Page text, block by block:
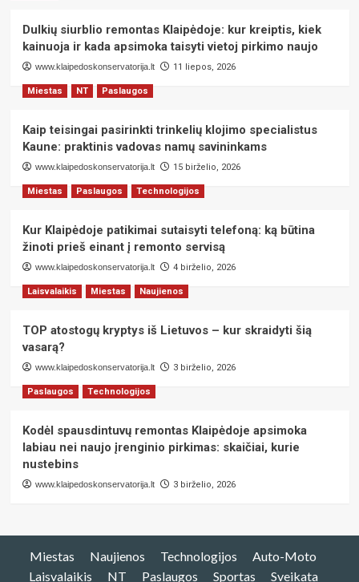
Dulkių siurblio remontas Klaipėdoje: kur kreiptis, kiek
kainuoja ir kada apsimoka taisyti vietoj pirkimo naujo
www.klaipedoskonservatorija.lt 11 liepos, 2026
Miestas NT Paslaugos
Kaip teisingai pasirinkti trinkelių klojimo specialistus
Kaune: praktinis vadovas namų savininkams
www.klaipedoskonservatorija.lt 15 birželio, 2026
Miestas Paslaugos Technologijos
Kur Klaipėdoje patikimai sutaisyti telefoną: ką būtina
žinoti prieš einant į remonto servisą
www.klaipedoskonservatorija.lt 4 birželio, 2026
Laisvalaikis Miestas Naujienos
TOP atostogų kryptys iš Lietuvos – kur skraidyti šią
vasarą?
www.klaipedoskonservatorija.lt 3 birželio, 2026
Paslaugos Technologijos
Kodėl spausdintuvų remontas Klaipėdoje apsimoka
labiau nei naujo įrenginio pirkimas: skaičiai, kurie
nustebins
www.klaipedoskonservatorija.lt 3 birželio, 2026
Miestas Naujienos Technologijos
Auto-Moto
Laisvalaikis
NT Paslaugos Sportas Sveikata